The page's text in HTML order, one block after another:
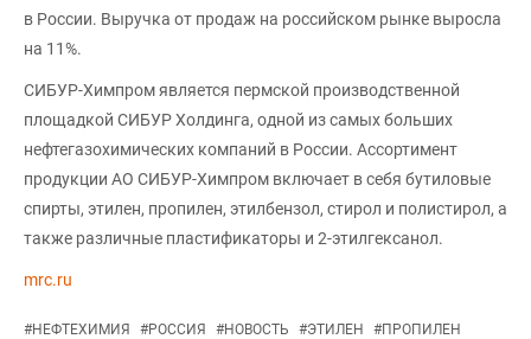
в России. Выручка от продаж на российском рынке выросла
на 11%.
СИБУР-Химпром является пермской производственной
площадкой СИБУР Холдинга, одной из самых больших
нефтегазохимических компаний в России. Ассортимент
продукции АО СИБУР-Химпром включает в себя бутиловые
спирты, этилен, пропилен, этилбензол, стирол и полистирол, а
также различные пластификаторы и 2-этилгексанол.
mrc.ru
#НЕФТЕХИМИЯ #РОССИЯ #НОВОСТЬ #ЭТИЛЕН #ПРОПИЛЕН